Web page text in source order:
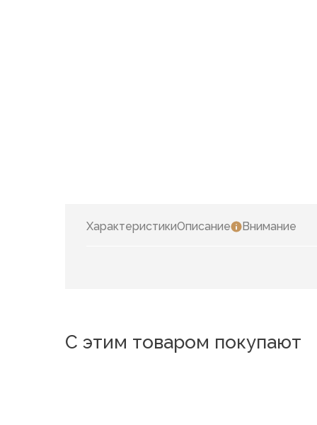
ХарактеристикиОписание Внимание
С этим товаром покупают